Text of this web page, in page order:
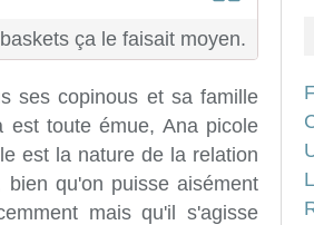
ça le faisait moyen.
ses copinous et sa famille
est toute émue, Ana picole
est la nature de la relation
qu'on puisse aisément
mais qu'il s'agisse